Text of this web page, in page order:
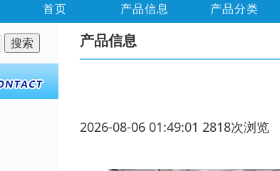
首页 产品信息 产品分类
产品信息
2026-08-06 01:49:01 2818次浏览